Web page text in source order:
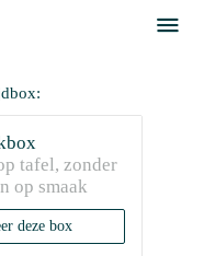

tafel, zonder
op smaak
deze box